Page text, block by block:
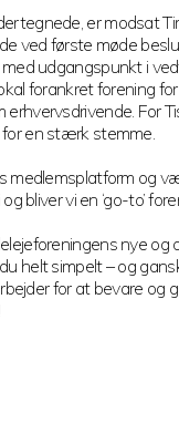
er modsat
ved første møde
med udgangspunkt i
forankret forening for
For
en stærk stemme.
medlemsplatform og
bliver vi en ‘go-to’
nye og
helt simpelt – og
for at bevare og